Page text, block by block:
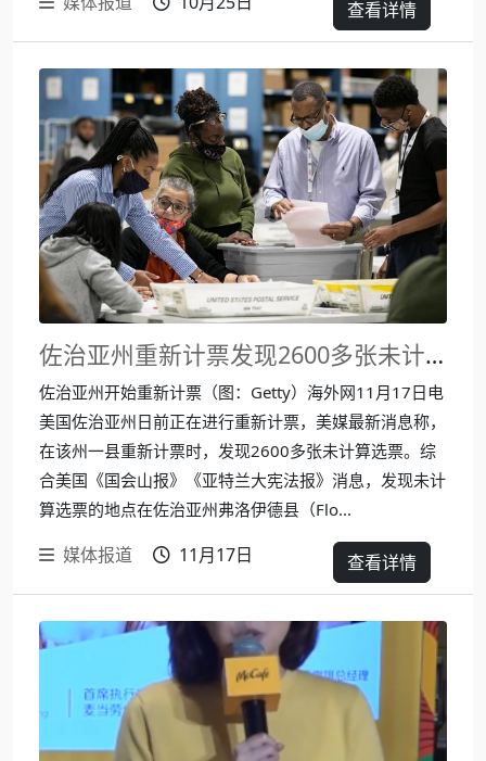
查看详情
佐治亚州重新计票发现2600多张未计选票
佐治亚州开始重新计票（图：Getty）海外网11月17日电
美国佐治亚州日前正在进行重新计票，美媒最新消息称，
在该州一县重新计票时，发现2600多张未计算选票。综
合美国《国会山报》《亚特兰大宪法报》消息，发现未计
算选票的地点在佐治亚州弗洛伊德县（Flo...
媒体报道 11月17日 查看详情